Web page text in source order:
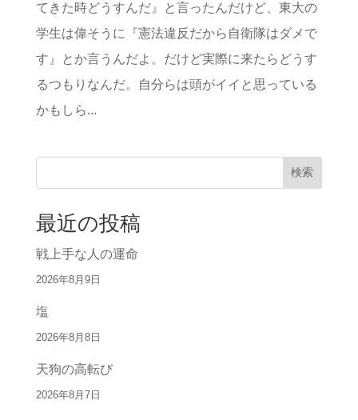
てきた時どうすんだ』と言ったんだけど、東大の
学生は偉そうに『憲法違反だから自衛隊はダメで
す』とか言うんだよ。だけど実際に来たらどうす
るつもりなんだ。自分らは頭がイイと思っている
かもしら...
検索
最近の投稿
戦上手な人の運命
2026年8月9日
塩
2026年8月8日
天狗の高転び
2026年8月7日